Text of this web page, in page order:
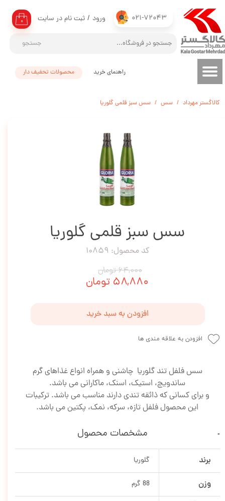
021-72043
جستجو
۰ ورود / ثبت نام در سایت
حساب کاربری من
تغییر گذر واژه
سفارشات
محصولات تحفیف دار راهنمای خرید
کالاگستر مهرداد سس سس سبز قلمی گلوریا
سس سبز قلمی گلوریا
کد محصول: 10859
۶۴,۰۰۰ تومان
۵۸,۸۸۰ تومان
افزودن به سبد خرید
افزودن به علاقه مندی ها
سس فلفل تند گلوریا چاشنی و همراه انواع غذاهای گرم
ساندویچ، استیک، اسنک، ماکارانی می باشد.
و برای کسانی که ذائقه تندی دارند مناسب می باشد. ترکیبات
این محصول فلفل تازه، سرکه، نمک، پکتین می باشد.
مشخصات محصول
برند گلوریا
وزن 88 گرم